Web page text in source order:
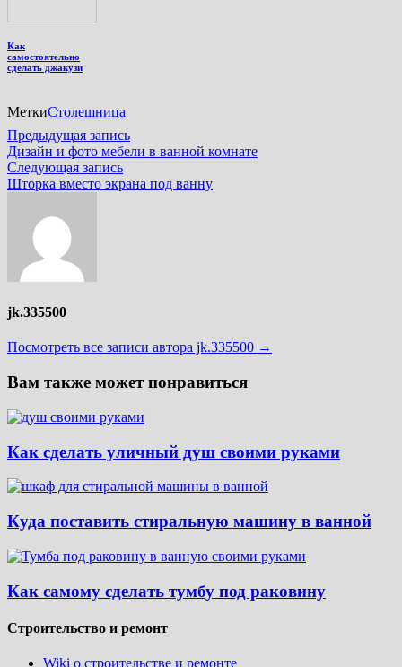
Как
самостоятельно
сделать джакузи
МеткиСтолешница
Навигация
по
записям
Предыдущая записьПредыдущая
запись:
Дизайн и фото мебели в ванной комнате
Следующая записьСледующая
запись:
Шторка вместо экрана под ванну
jk.335500
Посмотреть все записи автора jk.335500 →
Вам также может понравиться
Как сделать уличный душ своими руками
Куда поставить стиральную машину в ванной
Как самому сделать тумбу под раковину
Строительство и ремонт
Wiki о строительстве и ремонте